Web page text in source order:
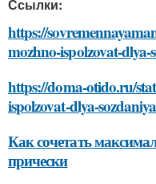
Ссылки:
https://
mozhno-ispolzovat-
https://doma-otido.ru/
ispolzovat-dlya-
Как сочетать
прически